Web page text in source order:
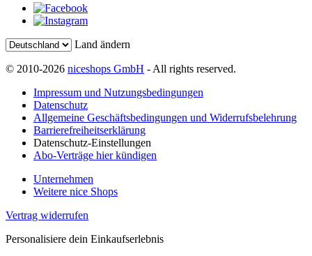
Land ändern
© 2010-2026 niceshops GmbH - All rights reserved.
Impressum und Nutzungsbedingungen
Datenschutz
Allgemeine Geschäftsbedingungen und Widerrufsbelehrung
Barrierefreiheitserklärung
Datenschutz-Einstellungen
Abo-Verträge hier kündigen
Unternehmen
Weitere nice Shops
Vertrag widerrufen
Personalisiere dein Einkaufserlebnis